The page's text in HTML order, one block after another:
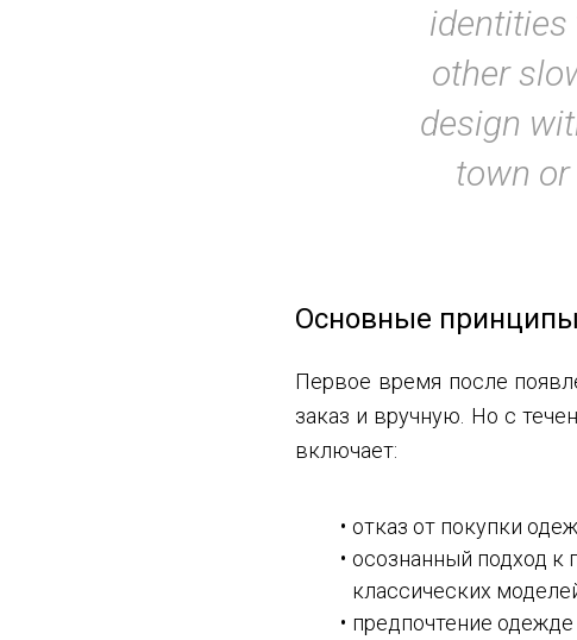
identities
other
design
town
Основные
Первое время после
заказ и вручную. Но с
включает:
отказ от покупки
осознанный подход к
классических
предпочтение